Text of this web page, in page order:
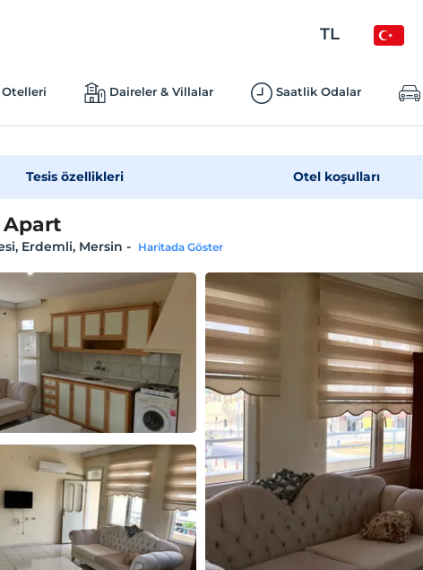
TL
Daireler & Villalar Saatlik Odalar
Tesis özellikleri Otel koşulları
Apart
Erdemli, Mersin - Haritada Göster